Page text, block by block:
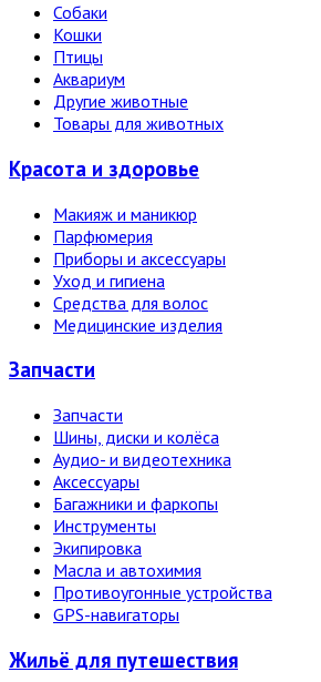
Собаки
Кошки
Птицы
Аквариум
Другие животные
Товары для животных
Красота и здоровье
Макияж и маникюр
Парфюмерия
Приборы и аксессуары
Уход и гигиена
Средства для волос
Медицинские изделия
Запчасти
Запчасти
Шины, диски и колёса
Аудио- и видеотехника
Аксессуары
Багажники и фаркопы
Инструменты
Экипировка
Масла и автохимия
Противоугонные устройства
GPS-навигаторы
Жильё для путешествия